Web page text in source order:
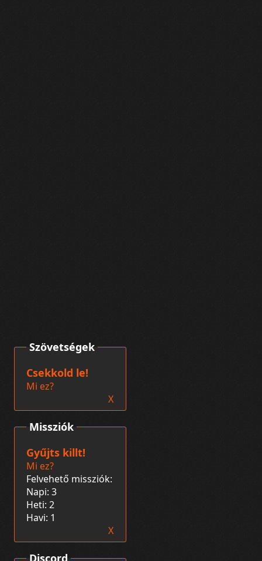
Discord
Missziók
Gyűjts killt!
Mi ez?
Felvehető missziók:
Napi: 3
Heti: 2
Havi: 1
X
Szövetségek
Csekkold le!
Mi ez?
X